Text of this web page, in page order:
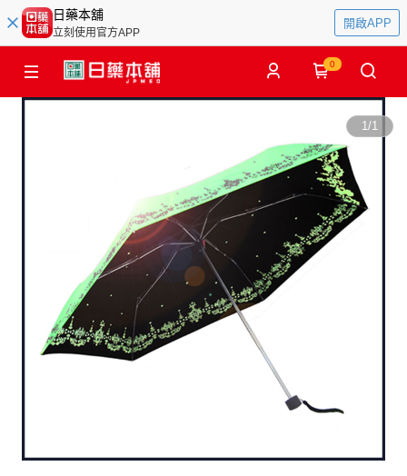
日藥本舖
立刻使用官方APP
開啟APP
0
1/1